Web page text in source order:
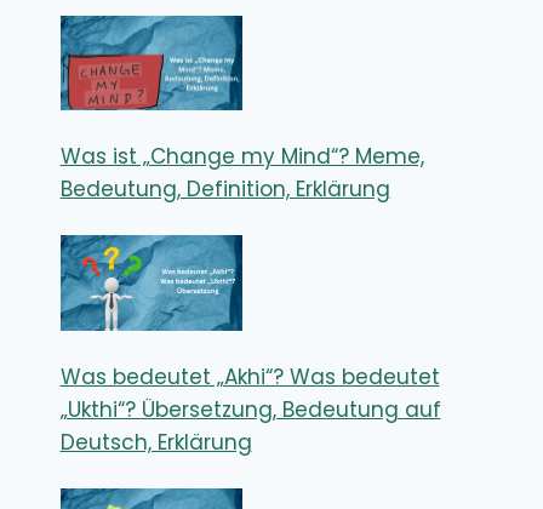
Was ist „Change my Mind“? Meme,
Bedeutung, Definition, Erklärung
Was bedeutet „Akhi“? Was bedeutet
„Ukthi“? Übersetzung, Bedeutung auf
Deutsch, Erklärung